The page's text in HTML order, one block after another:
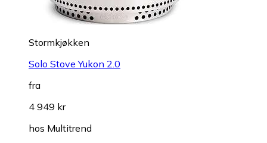
Stormkjøkken
Solo Stove Yukon 2.0
fra
4 949 kr
hos Multitrend